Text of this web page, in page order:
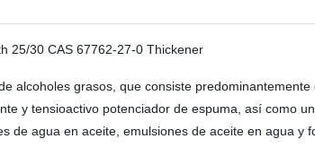
alcoholes grasos, que consiste
y tensioactivo potenciador de espuma, así como
agua en aceite, emulsiones de aceite en agua y